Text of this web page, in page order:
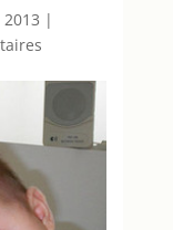
2013 |